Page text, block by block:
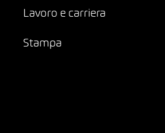
Lavoro e carriera
Stampa